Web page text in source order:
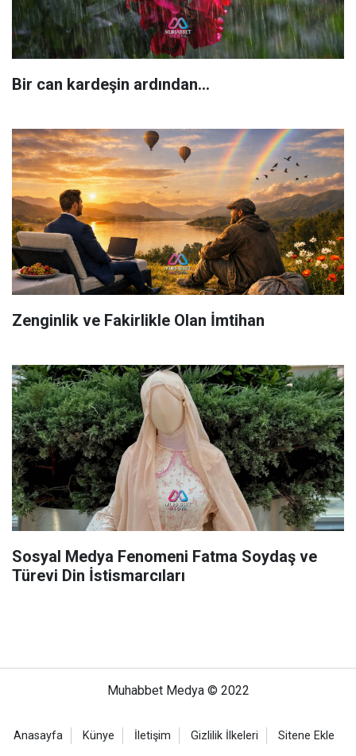
Bir can kardeşin ardından…
Zenginlik ve Fakirlikle Olan İmtihan
Sosyal Medya Fenomeni Fatma Soydaş ve
Türevi Din İstismarcıları
Muhabbet Medya © 2022
Anasayfa Künye İletişim Gizlilik İlkeleri Sitene Ekle